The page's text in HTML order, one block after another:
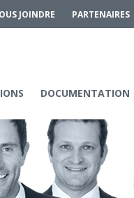
JOINDRE PARTENAIRES
DOCUMENTATION